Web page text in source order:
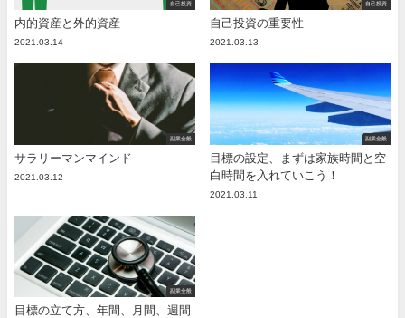
自己投資
内的資産と外的資産
2021.03.14
自己投資
自己投資の重要性
2021.03.13
副業全般
サラリーマンマインド
2021.03.12
副業全般
目標の設定、まずは家族時間と空
白時間を入れていこう！
2021.03.11
副業全般
目標の立て方、年間、月間、週間